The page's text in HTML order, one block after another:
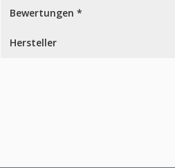
Bewertungen *
Hersteller